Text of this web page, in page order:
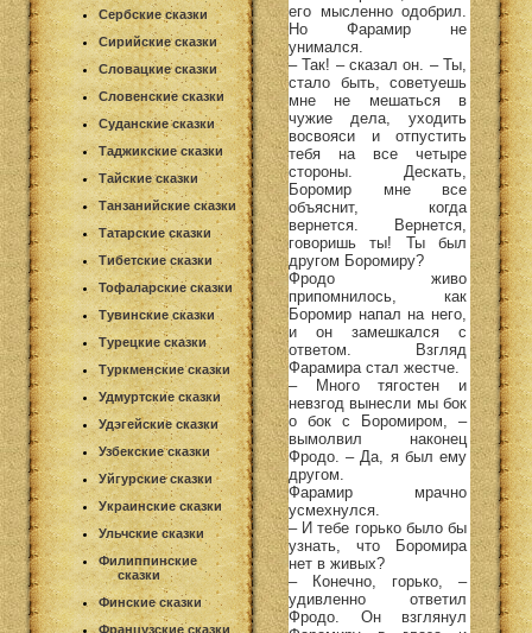
Сербские сказки
Сирийские сказки
Словацкие сказки
Словенские сказки
Суданские сказки
Таджикские сказки
Тайские сказки
Танзанийские сказки
Татарские сказки
Тибетские сказки
Тофаларские сказки
Тувинские сказки
Турецкие сказки
Туркменские сказки
Удмуртские сказки
Удэгейские сказки
Узбекские сказки
Уйгурские сказки
Украинские сказки
Ульчские сказки
Филиппинские
сказки
Финские сказки
Французские сказки
его мысленно одобрил.
Но Фарамир не
унимался.
– Так! – сказал он. – Ты,
стало быть, советуешь
мне не мешаться в
чужие дела, уходить
восвояси и отпустить
тебя на все четыре
стороны. Дескать,
Боромир мне все
объяснит, когда
вернется. Вернется,
говоришь ты! Ты был
другом Боромиру?
Фродо живо
припомнилось, как
Боромир напал на него,
и он замешкался с
ответом. Взгляд
Фарамира стал жестче.
– Много тягостен и
невзгод вынесли мы бок
о бок с Боромиром, –
вымолвил наконец
Фродо. – Да, я был ему
другом.
Фарамир мрачно
усмехнулся.
– И тебе горько было бы
узнать, что Боромира
нет в живых?
– Конечно, горько, –
удивленно ответил
Фродо. Он взглянул